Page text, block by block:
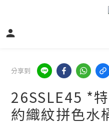
分享到
26SSLE45 *
約織紋拼色水